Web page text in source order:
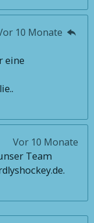
10 Monate
eine
Vor 10 Monate
Team